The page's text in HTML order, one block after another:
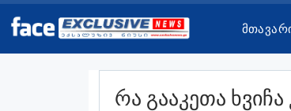
Რა Გააკეთა